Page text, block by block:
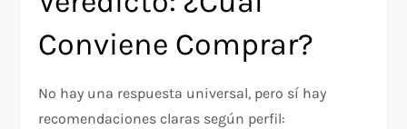
Conviene Comprar?
No hay una respuesta universal, pero sí hay
recomendaciones claras según perfil: